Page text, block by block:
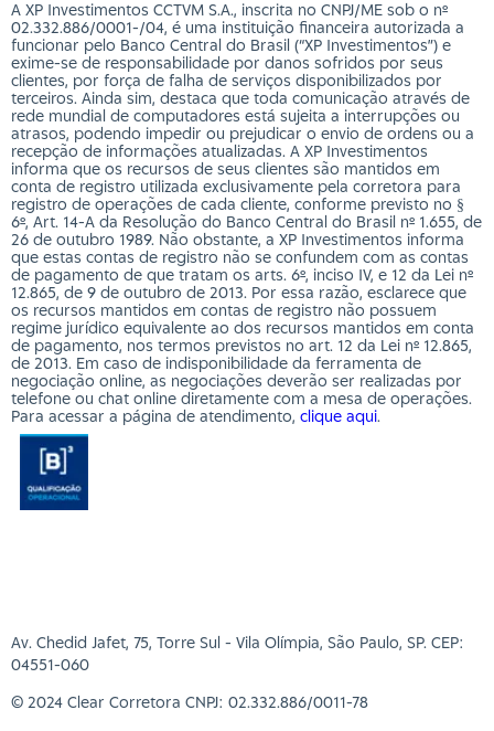
A XP Investimentos CCTVM S.A., inscrita no CNPJ/ME sob o nº
02.332.886/0001-/­04, é uma instituição financeira autorizada a
funcionar pelo Banco Central do Brasil (“XP Investimentos”) e
exime-se de responsabilidade por danos sofridos por seus
clientes, por força de falha de serviços disponibilizados por
terceiros. Ainda sim, destaca que toda comunicação através de
rede mundial de computadores está sujeita a interrupções ou
atrasos, podendo impedir ou prejudicar o envio de ordens ou a
recepção de informações atualizadas. A XP Investimentos
informa que os recursos de seus clientes são mantidos em
conta de registro utilizada exclusivamente pela corretora para
registro de operações de cada cliente, conforme previsto no §
6º, Art. 14-A da Resolução do Banco Central do Brasil nº 1.655, de
26 de outubro 1989. Não obstante, a XP Investimentos informa
que estas contas de registro não se confundem com as contas
de pagamento de que tratam os arts. 6º, inciso IV, e 12 da Lei nº
12.865, de 9 de outubro de 2013. Por essa razão, esclarece que
os recursos mantidos em contas de registro não possuem
regime jurídico equivalente ao dos recursos mantidos em conta
de pagamento, nos termos previstos no art. 12 da Lei nº 12.865,
de 2013. Em caso de indisponibilidade da ferramenta de
negociação online, as negociações deverão ser realizadas por
telefone ou chat online diretamente com a mesa de operações.
Para acessar a página de atendimento, clique aqui.
Av. Chedid Jafet, 75, Torre Sul - Vila Olímpia, São Paulo, SP. CEP:
04551-060
© 2024 Clear Corretora CNPJ: 02.332.886/0011-78